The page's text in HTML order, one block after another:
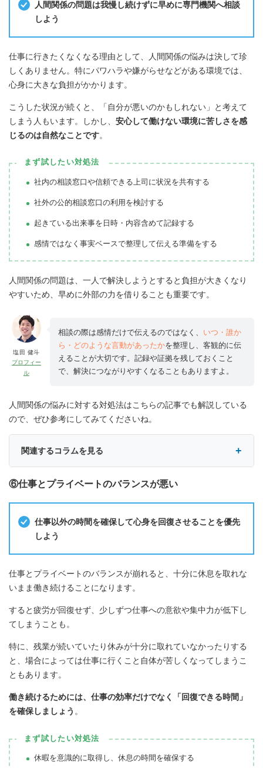
人間関係の問題は我慢し続けずに早めに専門機関へ相談
しよう
仕事に行きたくなくなる理由として、人間関係の悩みは決して珍
しくありません。特にパワハラや嫌がらせなどがある環境では、
心身に大きな負担がかかります。
こうした状況が続くと、「自分が悪いのかもしれない」と考えて
しまう人もいます。しかし、 安心して働けない環境に苦しさを感
じるのは自然なことです。
まず試したい対処法
社内の相談窓口や信頼できる上司に状況を共有する
社外の公的相談窓口の利用を検討する
起きている出来事を日時・内容含めて記録する
感情ではなく事実ベースで整理して伝える準備をする
人間関係の問題は、一人で解決しようとすると負担が大きくなり
やすいため、早めに外部の力を借りることも重要です。
塩田 健斗
プロフィー
ル
相談の際は感情だけで伝えるのではなく、 いつ・誰か
ら・どのような言動があったかを整理し、客観的に伝
えることが大切です。記録や証拠を残しておくこと
で、解決につながりやすくなることもありますよ。
人間関係の悩みに対する対処法はこちらの記事でも解説している
ので、ぜひ参考にしてみてくださいね。
関連するコラムを見る
⑥仕事とプライベートのバランスが悪い
仕事以外の時間を確保して心身を回復させることを優先
しよう
仕事とプライベートのバランスが崩れると、十分に休息を取れな
いまま働き続けることになります。
すると疲労が回復せず、少しずつ仕事への意欲や集中力が低下し
てしまうことも。
特に、残業が続いていたり休みが十分に取れていなかったりする
と、場合によっては仕事に行くこと自体が苦しくなってしまうこ
ともあります。
働き続けるためには、仕事の効率だけでなく「回復できる時間」
を確保しましょう 。
まず試したい対処法
休暇を意識的に取得し、休息の時間を確保する